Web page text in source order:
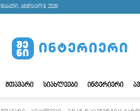
შაბათი, აგვისტო 8, 2026
ᲛᲗᲐᲕᲐᲠᲘ ᲡᲘᲐᲮᲚᲔᲔᲑᲘ ᲘᲜᲢᲔᲠᲘᲔᲠᲘ